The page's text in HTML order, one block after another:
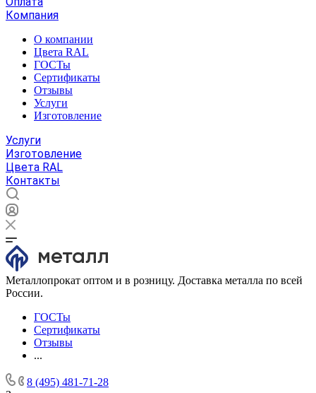
Компания
О компании
Цвета RAL
ГОСТы
Сертификаты
Отзывы
Услуги
Изготовление
Услуги
Изготовление
Цвета RAL
Контакты
Металлопрокат оптом и в розницу. Доставка металла по всей
России.
ГОСТы
Сертификаты
Отзывы
...
8 (495) 481-71-28